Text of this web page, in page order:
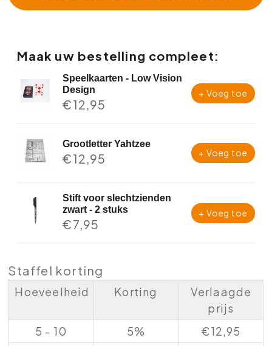
Maak uw bestelling compleet:
Speelkaarten - Low Vision
Design
€12,95
+ Voeg toe
Grootletter Yahtzee
€12,95 + Voeg toe
Stift voor slechtzienden
zwart - 2 stuks
€7,95
+ Voeg toe
Staffel korting
Hoeveelheid Korting
Verlaagde
prijs
5 - 10
5% €12,95